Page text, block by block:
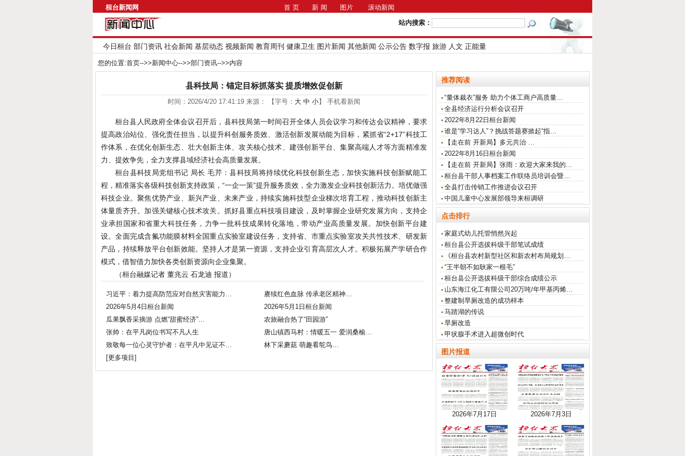
桓台新闻网 首 页 新 闻 图片
滚动新闻
站内搜索：
今日桓台 部门资讯 社会新闻 基层动态 视频新闻 教育周刊 健康卫生 图片新闻 其他新闻 公示公告 数字报 旅游 人文 正能量
您的位置:首页-->>新闻中心-->>部门资讯-->>内容
县科技局：锚定目标抓落实 提质增效促创新
时间：2026/4/20 17:41:19 来源： 【字号： 大 中 小】 手机看新闻
桓台县人民政府全体会议召开后，县科技局第一时间召开全体人员会议学习和传达会议精神，要求
提高政治站位、强化责任担当，以提升科创服务质效、激活创新发展动能为目标，紧抓省“2+17”科技工
作体系，在优化创新生态、壮大创新主体、攻关核心技术、建强创新平台、集聚高端人才等方面精准发
力、提效争先，全力支撑县域经济社会高质量发展。
桓台县科技局党组书记 局长 毛芹：县科技局将持续优化科技创新生态，加快实施科技创新赋能工
程，精准落实各级科技创新支持政策，“一企一策”提升服务质效，全力激发企业科技创新活力。培优做强
科技企业。聚焦优势产业、新兴产业、未来产业，持续实施科技型企业梯次培育工程，推动科技创新主
体量质齐升。加强关键核心技术攻关。抓好县重点科技项目建设，及时掌握企业研究发展方向，支持企
业承担国家和省重大科技任务，力争一批科技成果转化落地，带动产业高质量发展。加快创新平台建
设。全面完成含氟功能膜材料全国重点实验室建设任务，支持省、市重点实验室攻关共性技术、研发新
产品，持续释放平台创新效能。坚持人才是第一资源，支持企业引育高层次人才。积极拓展产学研合作
模式，借智借力加快各类创新资源向企业集聚。
（桓台融媒记者 董兆云 石龙迪 报道）
习近平：着力提高防范应对自然灾害能力…
赓续红色血脉 传承老区精神…
2026年5月4日桓台新闻
2026年5月1日桓台新闻
瓜果飘香采摘游 点燃“甜蜜经济”…
农旅融合热了“田园游”
张帅：在平凡岗位书写不凡人生
唐山镇西马村：情暖五一 爱润桑榆…
致敬每一位心灵守护者：在平凡中见证不…
林下采蘑菇 萌趣看鸵鸟…
[更多项目 ]
推荐阅读
“量体裁衣”服务 助力个体工商户高质量…
全县经济运行分析会议召开
2022年8月22日桓台新闻
谁是“学习达人”？挑战答题赛掀起“指…
【走在前 开新局】多元共治 …
2022年8月16日桓台新闻
【走在前 开新局】张雨：欢迎大家来我的…
桓台县干部人事档案工作联络员培训会暨…
全县打击传销工作推进会议召开
中国儿童中心发展部领导来桓调研
点击排行
家庭式幼儿托管悄然兴起
桓台县公开选拔科级干部笔试成绩
《桓台县农村新型社区和新农村布局规划…
“王半朝不如耿家一根毛”
桓台县公开选拔科级干部综合成绩公示
山东海江化工有限公司20万吨/年甲基丙烯…
整建制旱厕改造的成功样本
马踏湖的传说
旱厕改造
甲状腺手术进入超微创时代
图片报道
2026年7月17日 2026年7月3日